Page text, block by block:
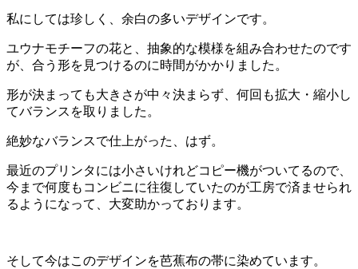
私にしては珍しく、余白の多いデザインです。
ユウナモチーフの花と、抽象的な模様を組み合わせたのです
が、合う形を見つけるのに時間がかかりました。
形が決まっても大きさが中々決まらず、何回も拡大・縮小し
てバランスを取りました。
絶妙なバランスで仕上がった、はず。
最近のプリンタには小さいけれどコピー機がついてるので、
今まで何度もコンビニに往復していたのが工房で済ませられ
るようになって、大変助かっております。
そして今はこのデザインを芭蕉布の帯に染めています。